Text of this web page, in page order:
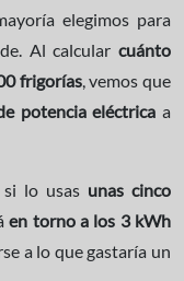
elegimos para
Al calcular cuánto
frigorías, vemos que
potencia eléctrica a
si lo usas unas cinco
en torno a los 3 kWh
a lo que gastaría un